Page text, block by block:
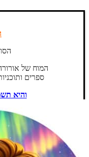
המוח של
ספרים
והיא